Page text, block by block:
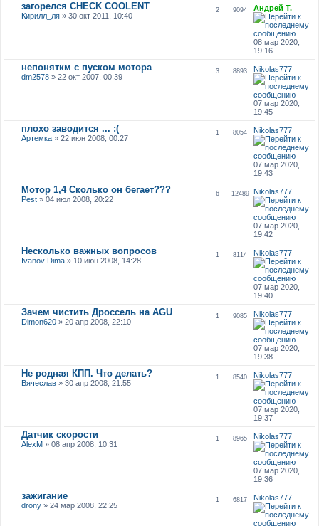
загорелся CHECK COOLENT
Кирилл_ля» 30 окт 2011, 10:40
2 9094 Андрей Т.
08 мар 2020,
19:16
непоняткм с пуском мотора
dm2578» 22 окт 2007, 00:39
3 8893 Nikolas777
07 мар 2020,
19:45
плохо заводится ... :(
Артемка» 22 июн 2008, 00:27
1 8054 Nikolas777
07 мар 2020,
19:43
Мотор 1,4 Сколько он бегает???
Pest» 04 июл 2008, 20:22
6 12489 Nikolas777
07 мар 2020,
19:42
Несколько важных вопросов
Ivanov Dima» 10 июн 2008, 14:28
1 8114 Nikolas777
07 мар 2020,
19:40
Зачем чистить Дроссель на AGU
Dimon620» 20 апр 2008, 22:10
1 9085 Nikolas777
07 мар 2020,
19:38
Не родная КПП. Что делать?
Вячеслав» 30 апр 2008, 21:55
1 8540 Nikolas777
07 мар 2020,
19:37
Датчик скорости
AlexM» 08 апр 2008, 10:31
1 8965 Nikolas777
07 мар 2020,
19:36
зажигание
drony» 24 мар 2008, 22:25
1 6817 Nikolas777